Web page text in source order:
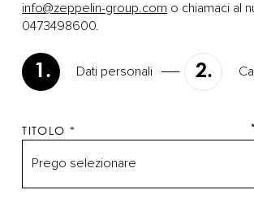
info@zeppelin-group.com o chiamaci al
0473498600.
1. Dati personali 2.
TITOLO *